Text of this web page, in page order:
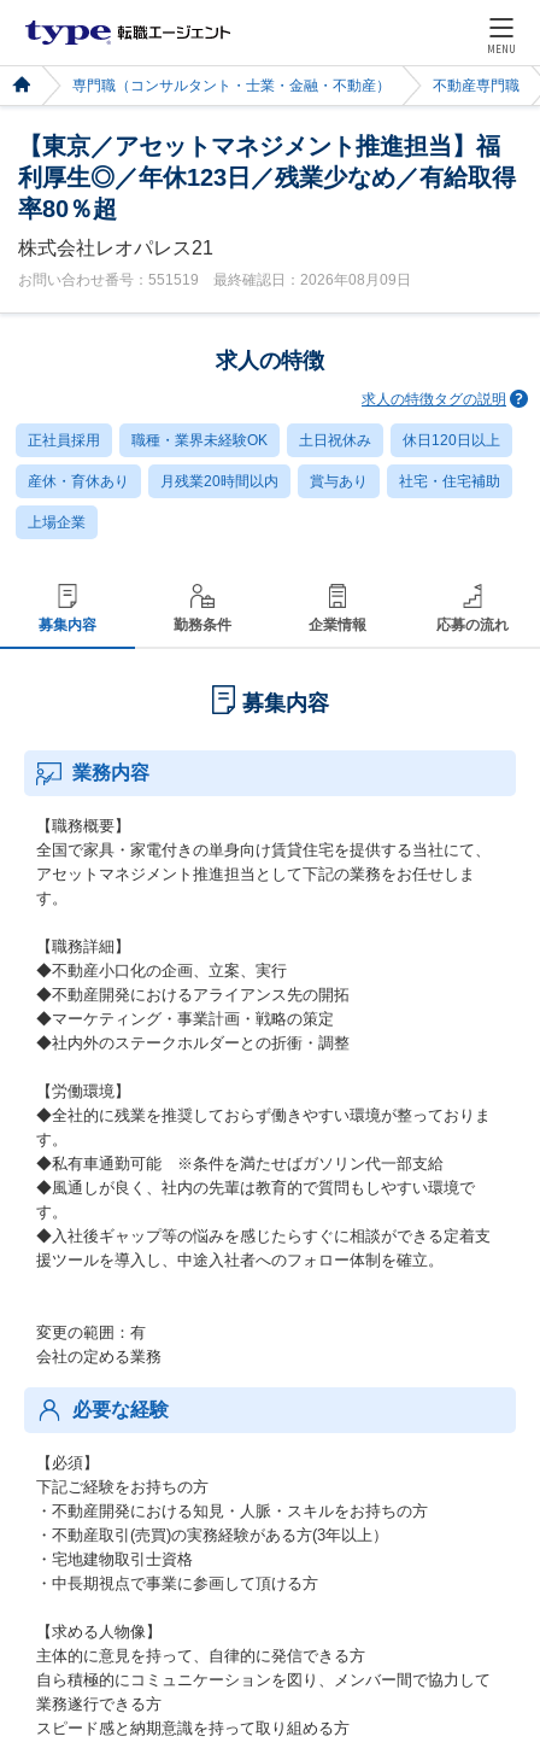
MENU
専門職（コンサルタント・士業・金融・不動産） 不動産専門職
【東京／アセットマネジメント推進担当】福
利厚生◎／年休123日／残業少なめ／有給取得
率80％超
株式会社レオパレス21
お問い合わせ番号：551519 最終確認日：2026年08月09日
求人の特徴
求人の特徴タグの説明
正社員採用 職種・業界未経験OK 土日祝休み 休日120日以上
産休・育休あり 月残業20時間以内 賞与あり 社宅・住宅補助
上場企業
募集内容 勤務条件 企業情報 応募の流れ
募集内容
業務内容
【職務概要】
全国で家具・家電付きの単身向け賃貸住宅を提供する当社にて、
アセットマネジメント推進担当として下記の業務をお任せしま
す。
【職務詳細】
◆不動産小口化の企画、立案、実行
◆不動産開発におけるアライアンス先の開拓
◆マーケティング・事業計画・戦略の策定
◆社内外のステークホルダーとの折衝・調整
【労働環境】
◆全社的に残業を推奨しておらず働きやすい環境が整っておりま
す。
◆私有車通勤可能 ※条件を満たせばガソリン代一部支給
◆風通しが良く、社内の先輩は教育的で質問もしやすい環境で
す。
◆入社後ギャップ等の悩みを感じたらすぐに相談ができる定着支
援ツールを導入し、中途入社者へのフォロー体制を確立。
変更の範囲：有
会社の定める業務
必要な経験
【必須】
下記ご経験をお持ちの方
・不動産開発における知見・人脈・スキルをお持ちの方
・不動産取引(売買)の実務経験がある方(3年以上）
・宅地建物取引士資格
・中長期視点で事業に参画して頂ける方
【求める人物像】
主体的に意見を持って、自律的に発信できる方
自ら積極的にコミュニケーションを図り、メンバー間で協力して
業務遂行できる方
スピード感と納期意識を持って取り組める方